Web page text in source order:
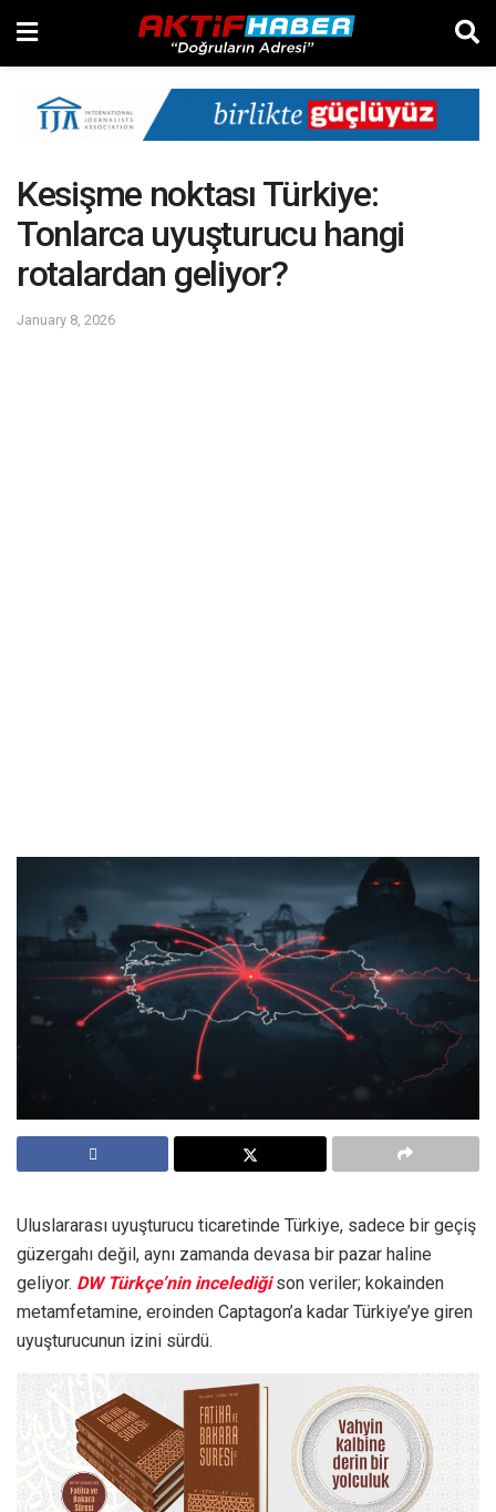
Kesişme noktası Türkiye:
Tonlarca uyuşturucu hangi
rotalardan geliyor?
January 8, 2026
Uluslararası uyuşturucu ticaretinde Türkiye, sadece bir geçiş
güzergahı değil, aynı zamanda devasa bir pazar haline
geliyor. DW Türkçe’nin incelediğison veriler; kokainden
metamfetamine, eroinden Captagon’a kadar Türkiye’ye giren
uyuşturucunun izini sürdü.